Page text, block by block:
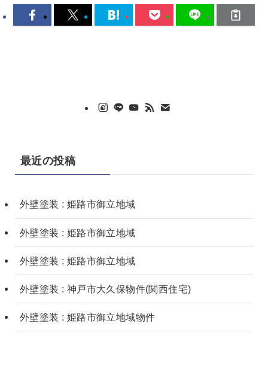
最近の投稿
外壁塗装 : 姫路市御立地域
外壁塗装 : 姫路市御立地域
外壁塗装 : 姫路市御立地域
外壁塗装 : 神戸市大久保物件(関西住宅)
外壁塗装 : 姫路市御立地域物件